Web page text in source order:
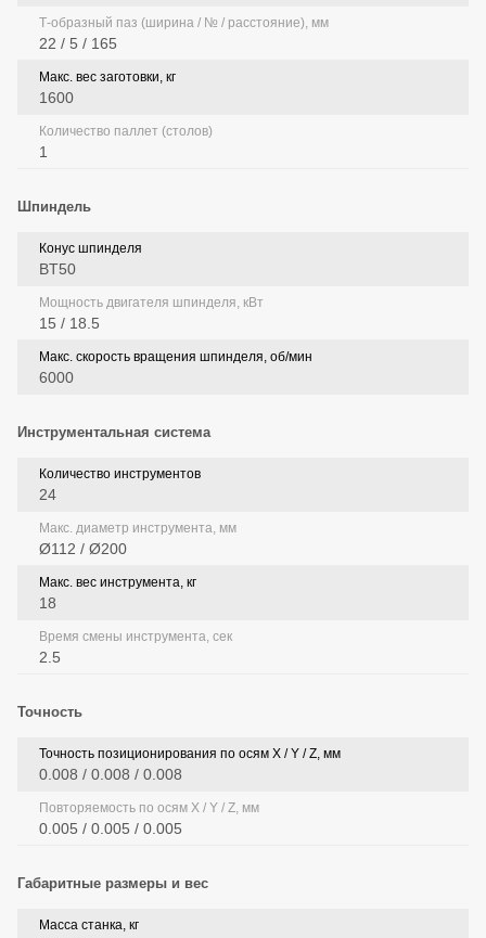
Т-образный паз (ширина / № / расстояние), мм
22 / 5 / 165
Макс. вес заготовки, кг
1600
Количество паллет (столов)
1
Шпиндель
Конус шпинделя
BT50
Мощность двигателя шпинделя, кВт
15 / 18.5
Макс. скорость вращения шпинделя, об/мин
6000
Инструментальная система
Количество инструментов
24
Макс. диаметр инструмента, мм
Ø112 / Ø200
Макс. вес инструмента, кг
18
Время смены инструмента, сек
2.5
Точность
Точность позиционирования по осям X / Y / Z, мм
0.008 / 0.008 / 0.008
Повторяемость по осям X / Y / Z, мм
0.005 / 0.005 / 0.005
Габаритные размеры и вес
Масса станка, кг